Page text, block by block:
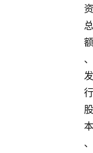
资
总
额
、
发
行
股
本
、